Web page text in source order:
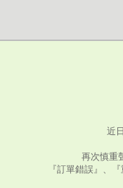
近
再次慎重
『訂單錯誤』、